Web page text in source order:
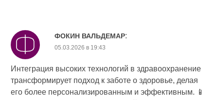
ФОКИН ВАЛЬДЕМАР:
05.03.2026 в 19:43
Интеграция высоких технологий в здравоохранение
трансформирует подход к заботе о здоровье, делая
его более персонализированным и эффективным. 📱